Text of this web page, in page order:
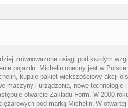
zrównoważone osiągi pod każdym
pojazdu. Michelin obecny jest w Polsce
kupuje pakiet większościowy akcji
maszyny i urządzenia, nowe technologie i
otwarcie Zakładu Form. W 2000
pod marką Michelin. W otwartej